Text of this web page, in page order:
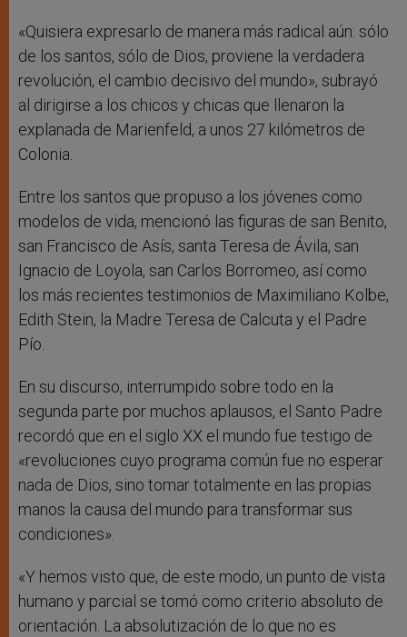
«Quisiera expresarlo de manera más radical aún: sólo
de los santos, sólo de Dios, proviene la verdadera
revolución, el cambio decisivo del mundo», subrayó
al dirigirse a los chicos y chicas que llenaron la
explanada de Marienfeld, a unos 27 kilómetros de
Colonia.
Entre los santos que propuso a los jóvenes como
modelos de vida, mencionó las figuras de san Benito,
san Francisco de Asís, santa Teresa de Ávila, san
Ignacio de Loyola, san Carlos Borromeo, así como
los más recientes testimonios de Maximiliano Kolbe,
Edith Stein, la Madre Teresa de Calcuta y el Padre
Pío.
En su discurso, interrumpido sobre todo en la
segunda parte por muchos aplausos, el Santo Padre
recordó que en el siglo XX el mundo fue testigo de
«revoluciones cuyo programa común fue no esperar
nada de Dios, sino tomar totalmente en las propias
manos la causa del mundo para transformar sus
condiciones».
«Y hemos visto que, de este modo, un punto de vista
humano y parcial se tomó como criterio absoluto de
orientación. La absolutización de lo que no es